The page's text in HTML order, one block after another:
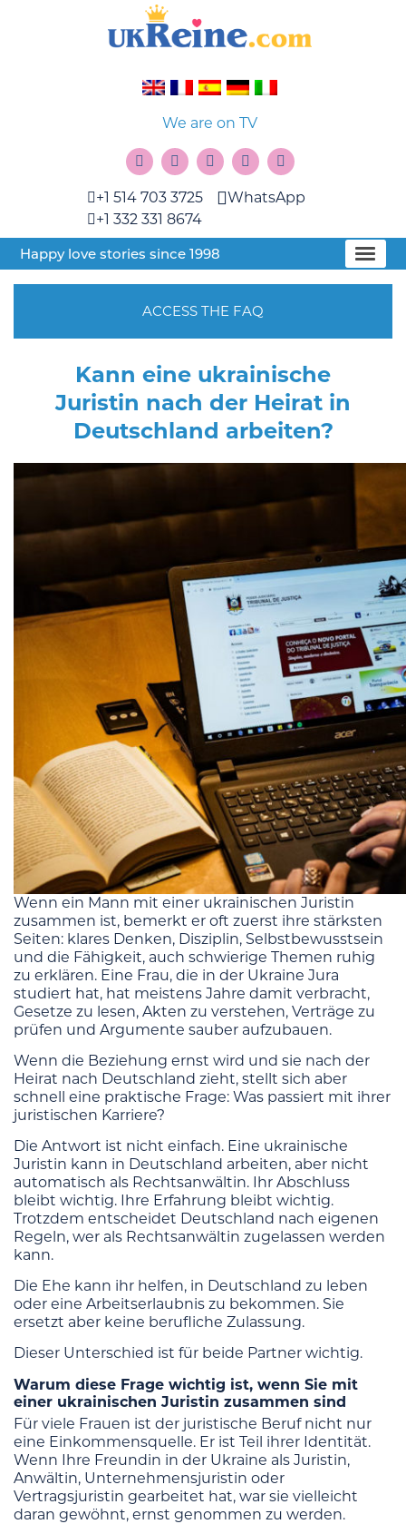
We are on TV
+1 514 703 3725
+1 332 331 8674
WhatsApp
Happy love stories since 1998
ACCESS THE FAQ
Kann eine ukrainische
Juristin nach der Heirat in
Deutschland arbeiten?
Wenn ein Mann mit einer ukrainischen Juristin
zusammen ist, bemerkt er oft zuerst ihre stärksten
Seiten: klares Denken, Disziplin, Selbstbewusstsein
und die Fähigkeit, auch schwierige Themen ruhig
zu erklären. Eine Frau, die in der Ukraine Jura
studiert hat, hat meistens Jahre damit verbracht,
Gesetze zu lesen, Akten zu verstehen, Verträge zu
prüfen und Argumente sauber aufzubauen.
Wenn die Beziehung ernst wird und sie nach der
Heirat nach Deutschland zieht, stellt sich aber
schnell eine praktische Frage: Was passiert mit ihrer
juristischen Karriere?
Die Antwort ist nicht einfach. Eine ukrainische
Juristin kann in Deutschland arbeiten, aber nicht
automatisch als Rechtsanwältin. Ihr Abschluss
bleibt wichtig. Ihre Erfahrung bleibt wichtig.
Trotzdem entscheidet Deutschland nach eigenen
Regeln, wer als Rechtsanwältin zugelassen werden
kann.
Die Ehe kann ihr helfen, in Deutschland zu leben
oder eine Arbeitserlaubnis zu bekommen. Sie
ersetzt aber keine berufliche Zulassung.
Dieser Unterschied ist für beide Partner wichtig.
Warum diese Frage wichtig ist, wenn Sie mit
einer ukrainischen Juristin zusammen sind
Für viele Frauen ist der juristische Beruf nicht nur
eine Einkommensquelle. Er ist Teil ihrer Identität.
Wenn Ihre Freundin in der Ukraine als Juristin,
Anwältin, Unternehmensjuristin oder
Vertragsjuristin gearbeitet hat, war sie vielleicht
daran gewöhnt, ernst genommen zu werden.